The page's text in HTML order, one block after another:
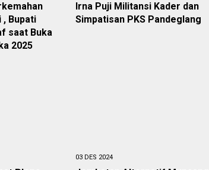
, Bupati
saat Buka
2025
Irna Puji Militansi Kader dan
Simpatisan PKS Pandeglang
03 DES 2024